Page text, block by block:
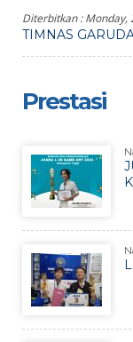
Diterbitkan :Monday,
TIMNAS
Prestasi